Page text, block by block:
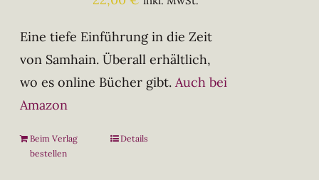
Eine tiefe Einführung in die Zeit
von Samhain. Überall erhältlich,
wo es online Bücher gibt.Auch bei
Amazon
Beim Verlag
bestellen
Details